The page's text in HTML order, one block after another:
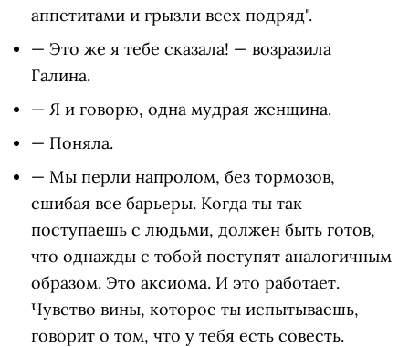
аппетитами и грызли всех подряд".
— Это же я тебе сказала! — возразила
Галина.
— Я и говорю, одна мудрая женщина.
— Поняла.
— Мы перли напролом, без тормозов,
сшибая все барьеры. Когда ты так
поступаешь с людьми, должен быть готов,
что однажды с тобой поступят аналогичным
образом. Это аксиома. И это работает.
Чувство вины, которое ты испытываешь,
говорит о том, что у тебя есть совесть.